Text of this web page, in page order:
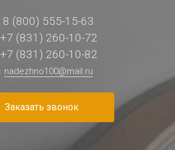
8 (800) 555-15-63
+7 (831) 260-10-72
+7 (831) 260-10-82
nadezhno100@mail.ru
Заказать звонок